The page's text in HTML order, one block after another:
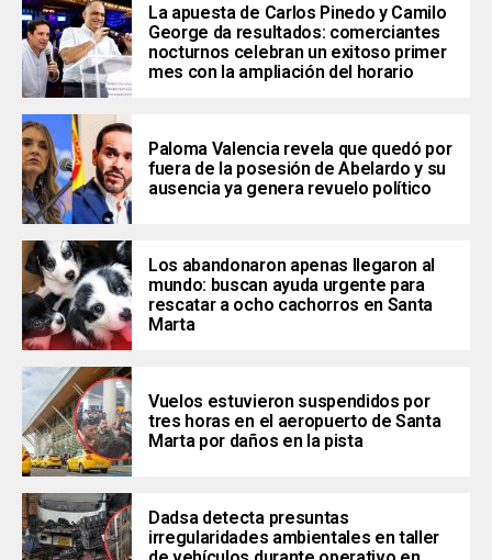
La apuesta de Carlos Pinedo y Camilo
George da resultados: comerciantes
nocturnos celebran un exitoso primer
mes con la ampliación del horario
Paloma Valencia revela que quedó por
fuera de la posesión de Abelardo y su
ausencia ya genera revuelo político
Los abandonaron apenas llegaron al
mundo: buscan ayuda urgente para
rescatar a ocho cachorros en Santa
Marta
Vuelos estuvieron suspendidos por
tres horas en el aeropuerto de Santa
Marta por daños en la pista
Dadsa detecta presuntas
irregularidades ambientales en taller